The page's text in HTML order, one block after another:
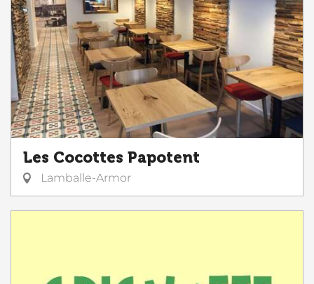
Les Cocottes Papotent
Lamballe-Armor